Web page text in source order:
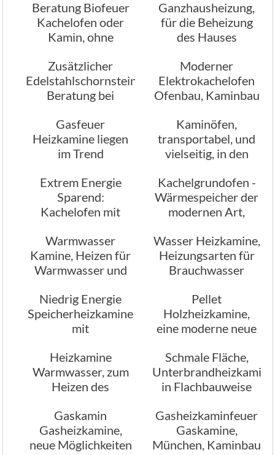
Beratung Biofeuer
Kachelofen oder
Kamin, ohne
Bioalkohol
betrieben
Ganzhausheizung,
für die Beheizung
des Hauses
Zusätzlicher
Edelstahlschornstein?
Beratung bei
Kaminbau München
Moderner
Elektrokachelofen
Ofenbau, Kaminbau
Gasfeuer
Heizkamine liegen
im Trend
Kaminöfen,
transportabel, und
vielseitig, in den
Ausführungen
Extrem Energie
Sparend:
Kachelofen mit
Kachelgrundofen -
Wärmespeicher der
modernen Art,
Stamminger
München
Warmwasser
Kamine, Heizen für
Warmwasser und
Wasser Heizkamine,
Heizungsarten für
Brauchwasser
Niedrig Energie
Speicherheizkamine
mit
Pellet
Holzheizkamine,
eine moderne neue
Heizkamine
Warmwasser, zum
Heizen des
Heisswasser
Schmale Fläche,
in Flachbauweise
Gaskamin
Gasheizkamine,
neue Möglichkeiten
Gasheizkaminfeuer
Gaskamine,
München, Kaminbau